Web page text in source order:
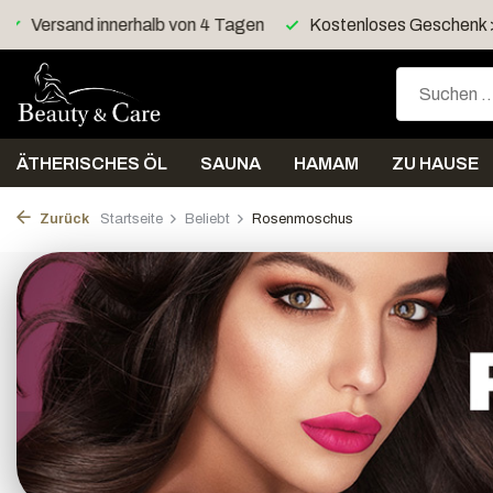
Kostenloses Geschenk > 40 Euro Kostenloser
ÄTHERISCHES ÖL SAUNA HAMAM ZU HAUSE
Zurück Startseite Beliebt Rosenmoschus